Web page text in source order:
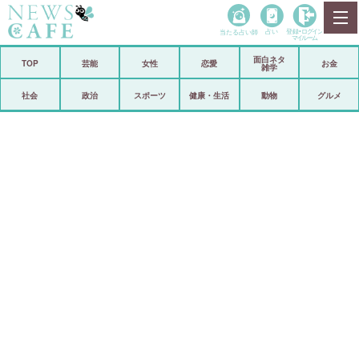
政治
当たる占い師 占い 登録• ログイン
マイルーム
TOP 芸能 女性 恋愛
面白ネタ
雑学
お金
社会 政治 スポーツ 健康・生活 動物 グルメ